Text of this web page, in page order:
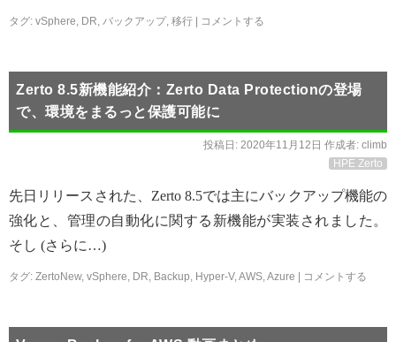
タグ: vSphere, DR, バックアップ, 移行 コメントする
Zerto 8.5新機能紹介：Zerto Data Protectionの登場
で、環境をまるっと保護可能に
投稿日: 2020年11月12日 作成者: climb
HPE Zerto
先日リリースされた、Zerto 8.5では主にバックアップ機能の
強化と、管理の自動化に関する新機能が実装されました。
そし (さらに…)
タグ: ZertoNew, vSphere, DR, Backup, Hyper-V,AWS,Azure コメントする